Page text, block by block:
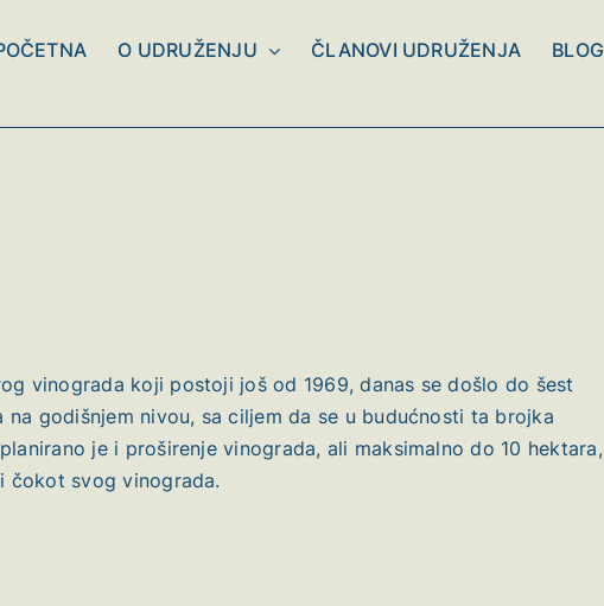
O UDRUŽENJU ČLANOVI UDRUŽENJA BLOG
vinograda koji postoji još od 1969, danas se došlo do šest
godišnjem nivou, sa ciljem da se u budućnosti ta brojka
je i proširenje vinograda, ali maksimalno do 10 hektara,
čokot svog vinograda.